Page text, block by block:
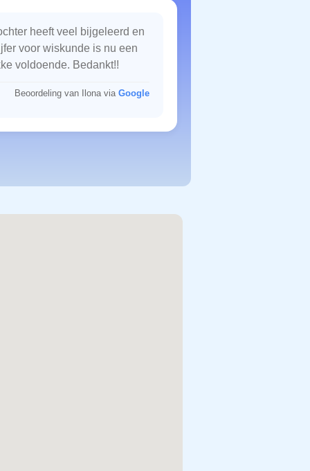
heeft veel bijgeleerd en
voor wiskunde is nu een
voldoende. Bedankt!!
Beoordeling van Ilona via Google